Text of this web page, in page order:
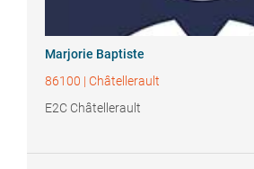
Marjorie Baptiste
86100 | Châtellerault
E2C Châtellerault